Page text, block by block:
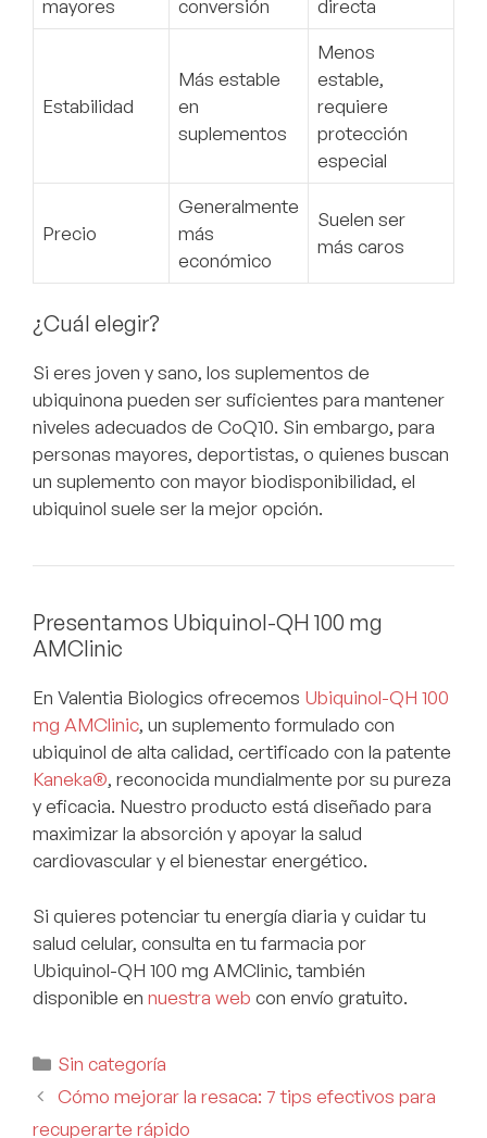
mayores
conversión
directa
Estabilidad
Más estable
en
suplementos
Menos
estable,
requiere
protección
especial
Precio
Generalmente
más
económico
Suelen ser
más caros
¿Cuál elegir?
Si eres joven y sano, los suplementos de
ubiquinona pueden ser suficientes para mantener
niveles adecuados de CoQ10. Sin embargo, para
personas mayores, deportistas, o quienes buscan
un suplemento con mayor biodisponibilidad, el
ubiquinol suele ser la mejor opción.
Presentamos Ubiquinol-QH 100 mg
AMClinic
En Valentia Biologics ofrecemos Ubiquinol-QH 100
mg AMClinic, un suplemento formulado con
ubiquinol de alta calidad, certificado con la patente
Kaneka®, reconocida mundialmente por su pureza
y eficacia. Nuestro producto está diseñado para
maximizar la absorción y apoyar la salud
cardiovascular y el bienestar energético.
Si quieres potenciar tu energía diaria y cuidar tu
salud celular, consulta en tu farmacia por
Ubiquinol-QH 100 mg AMClinic, también
disponible en nuestra web con envío gratuito.
Sin categoría
Cómo mejorar la resaca: 7 tips efectivos para
recuperarte rápido